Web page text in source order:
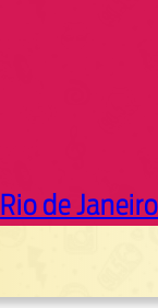
Rio de Janeiro